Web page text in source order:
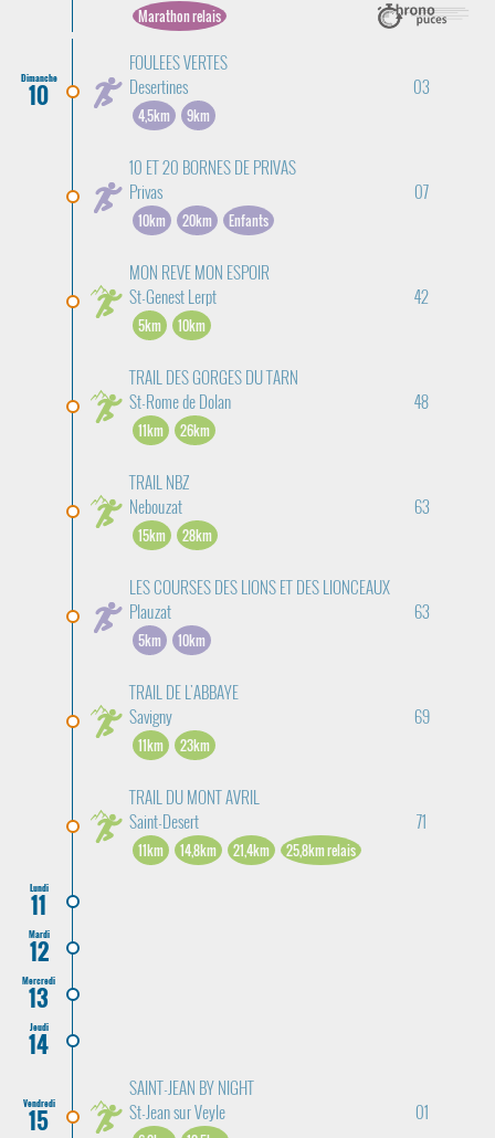
Marathon relais
Dimanche
10
FOULEES VERTES
Desertines
03
4,5km 9km
10 ET 20 BORNES DE PRIVAS
Privas
07
10km 20km Enfants
MON REVE MON ESPOIR
St-Genest Lerpt
42
5km 10km
TRAIL DES GORGES DU TARN
St-Rome de Dolan
48
11km 26km
TRAIL NBZ
Nebouzat
63
15km 28km
LES COURSES DES LIONS ET DES LIONCEAUX
Plauzat
63
5km 10km
TRAIL DE L'ABBAYE
Savigny
69
11km 23km
TRAIL DU MONT AVRIL
Saint-Desert
71
11km 14,8km 21,4km 25,8km relais
Lundi
11
Mardi
12
Mercredi
13
Jeudi
14
Vendredi
15
SAINT-JEAN BY NIGHT
St-Jean sur Veyle
01